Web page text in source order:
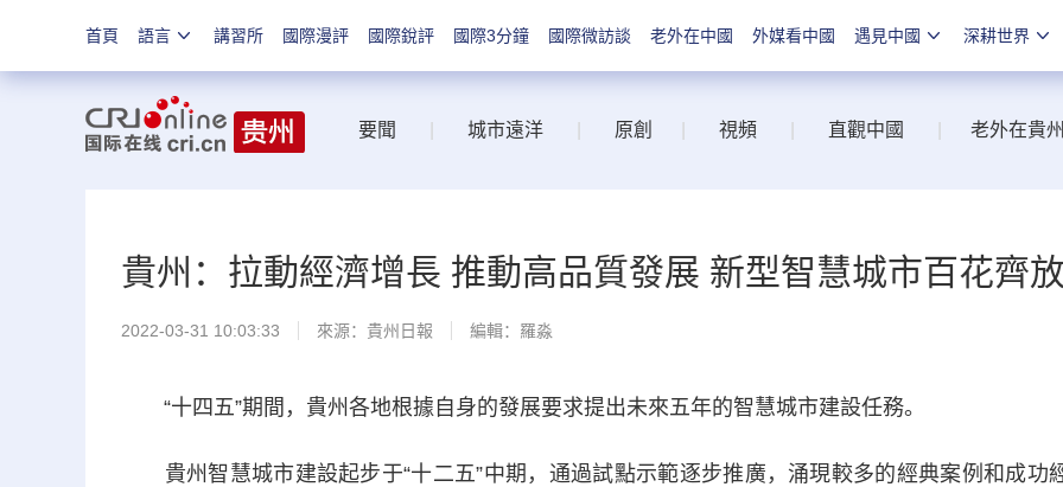
首頁 語言 講習所 國際漫評 國際銳評 國際3分鐘 國際微訪談 老外在中國 外媒看中國 遇見中國 深耕世界
要聞 城市遠洋 原創 視頻 直觀中國 老外在貴州
貴州：拉動經濟增長 推動高品質發展 新型智慧城市百花齊放
2022-03-31 10:03:33 來源： 貴州日報 編輯：羅淼
“十四五”期間，貴州各地根據自身的發展要求提出未來五年的智慧城市建設任務。
貴州智慧城市建設起步于“十二五”中期，通過試點示範逐步推廣，涌現較多的經典案例和成功